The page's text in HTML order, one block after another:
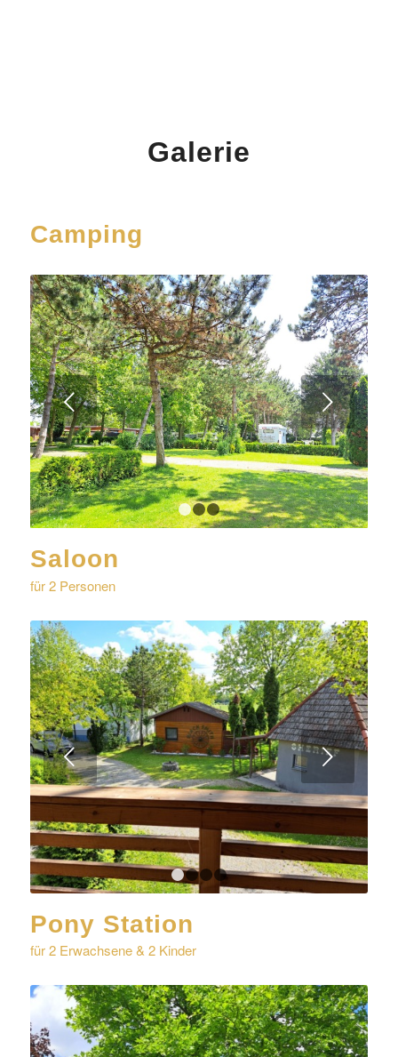
Galerie
Camping
Weiter
1 2 3
Saloon
für 2 Personen
Weiter
1 2 3 4
Pony Station
für 2 Erwachsene & 2 Kinder